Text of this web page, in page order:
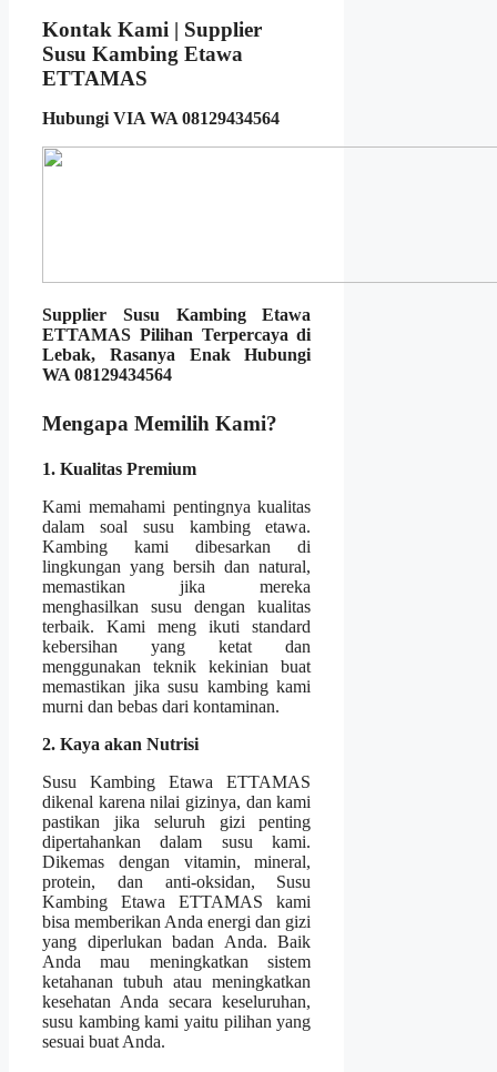
Kontak Kami | Supplier
Susu Kambing Etawa
ETTAMAS
Hubungi VIA WA 08129434564
Supplier Susu Kambing Etawa
ETTAMAS Pilihan Terpercaya di
Lebak, Rasanya Enak Hubungi
WA 08129434564
Mengapa Memilih Kami?
1. Kualitas Premium
Kami memahami pentingnya kualitas
dalam soal susu kambing etawa.
Kambing kami dibesarkan di
lingkungan yang bersih dan natural,
memastikan jika mereka
menghasilkan susu dengan kualitas
terbaik. Kami meng ikuti standard
kebersihan yang ketat dan
menggunakan teknik kekinian buat
memastikan jika susu kambing kami
murni dan bebas dari kontaminan.
2. Kaya akan Nutrisi
Susu Kambing Etawa ETTAMAS
dikenal karena nilai gizinya, dan kami
pastikan jika seluruh gizi penting
dipertahankan dalam susu kami.
Dikemas dengan vitamin, mineral,
protein, dan anti-oksidan, Susu
Kambing Etawa ETTAMAS kami
bisa memberikan Anda energi dan gizi
yang diperlukan badan Anda. Baik
Anda mau meningkatkan sistem
ketahanan tubuh atau meningkatkan
kesehatan Anda secara keseluruhan,
susu kambing kami yaitu pilihan yang
sesuai buat Anda.